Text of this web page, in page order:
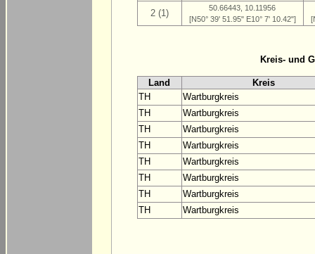
2 (1)
50.66443, 10.11956
[N50° 39' 51.95" E10° 7' 10.42"]
Kreis- und
Land
Kreis
TH
Wartburgkreis
TH
Wartburgkreis
TH
Wartburgkreis
TH
Wartburgkreis
TH
Wartburgkreis
TH
Wartburgkreis
TH
Wartburgkreis
TH
Wartburgkreis